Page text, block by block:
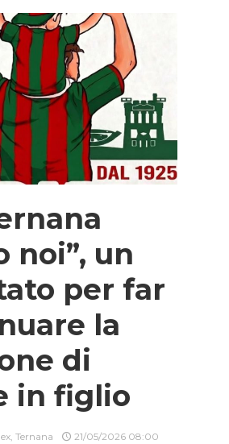
noi”, un
per far
la
di
in figlio
, Ternana 21/05/2026 08:00